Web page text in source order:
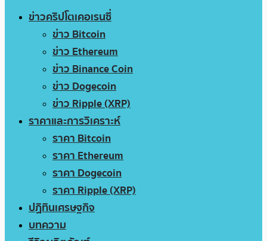
ข่าวคริปโตเคอเรนซี่
ข่าว Bitcoin
ข่าว Ethereum
ข่าว Binance Coin
ข่าว Dogecoin
ข่าว Ripple (XRP)
ราคาและการวิเคราะห์
ราคา Bitcoin
ราคา Ethereum
ราคา Dogecoin
ราคา Ripple (XRP)
ปฏิทินเศรษฐกิจ
บทความ